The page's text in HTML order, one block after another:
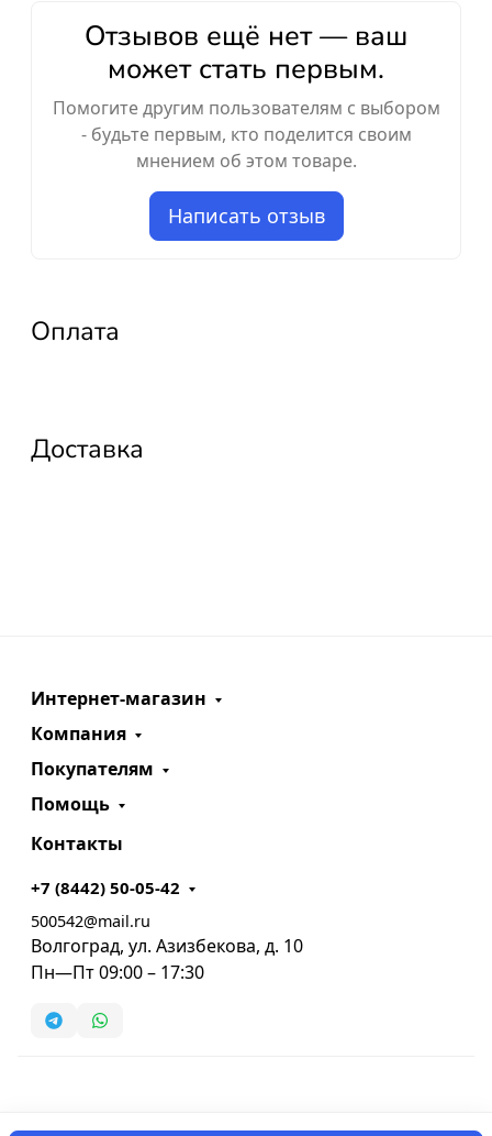
Отзывов ещё нет — ваш
может стать первым.
Помогите другим пользователям с выбором
- будьте первым, кто поделится своим
мнением об этом товаре.
Написать отзыв
Оплата
Доставка
Интернет-магазин
Компания
Покупателям
Помощь
Контакты
+7 (8442) 50-05-42
500542@mail.ru
Волгоград, ул. Азизбекова, д. 10
Пн—Пт 09:00 – 17:30